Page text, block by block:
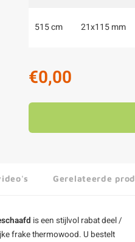
515 cm 21x115 mm
€0,00
Gerelateerde
is een stijlvol rabat deel /
frake thermowood. U bestelt